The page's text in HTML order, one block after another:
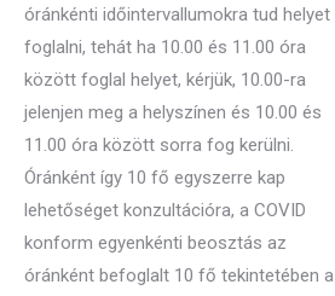
óránkénti időintervallumokra tud helyet
foglalni, tehát ha 10.00 és 11.00 óra
között foglal helyet, kérjük, 10.00-ra
jelenjen meg a helyszínen és 10.00 és
11.00 óra között sorra fog kerülni.
Óránként így 10 fő egyszerre kap
lehetőséget konzultációra, a COVID
konform egyenkénti beosztás az
óránként befoglalt 10 fő tekintetében a